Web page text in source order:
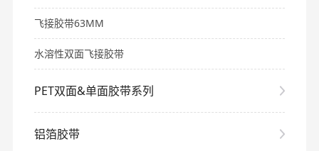
飞接胶带63MM
水溶性双面飞接胶带
PET双面&单面胶带系列
铝箔胶带